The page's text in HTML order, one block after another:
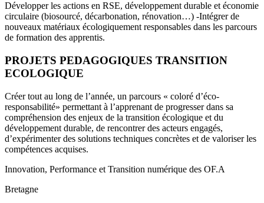
Développer les actions en RSE, développement durable et économie
circulaire (biosourcé, décarbonation, rénovation…) -Intégrer de
nouveaux matériaux écologiquement responsables dans les parcours
de formation des apprentis.
PROJETS PEDAGOGIQUES TRANSITION
ECOLOGIQUE
Créer tout au long de l’année, un parcours « coloré d’éco-
responsabilité» permettant à l’apprenant de progresser dans sa
compréhension des enjeux de la transition écologique et du
développement durable, de rencontrer des acteurs engagés,
d’expérimenter des solutions techniques concrètes et de valoriser les
compétences acquises.
Innovation, Performance et Transition numérique des OF.A
Bretagne